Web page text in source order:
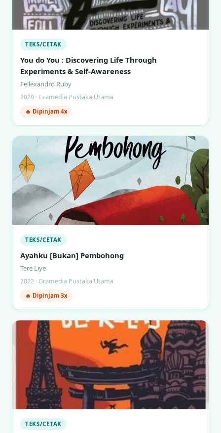
TEKS/CETAK
You do You : Discovering Life Through
Experiments & Self-Awareness
Fellexandro Ruby
2020 · Gramedia Pustaka Utama
🔥 Dipinjam 4x
TEKS/CETAK
Ayahku [Bukan] Pembohong
Tere Liye
2022 · Gramedia Pustaka Utama
🔥 Dipinjam 3x
TEKS/CETAK